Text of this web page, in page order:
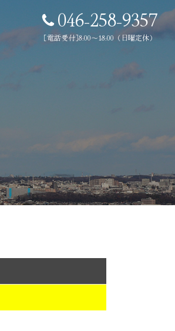
046-258-9357
［電話受付］8:00～18:00（日曜定休）